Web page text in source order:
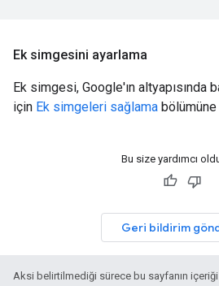
Ek simgesini ayarlama
Ek simgesi, Google'ın altyapısında
için Ek simgeleri sağlama bölümüne
Bu size yardımcı
Geri bildirim
Aksi belirtilmediği sürece bu sayfanın içeriği